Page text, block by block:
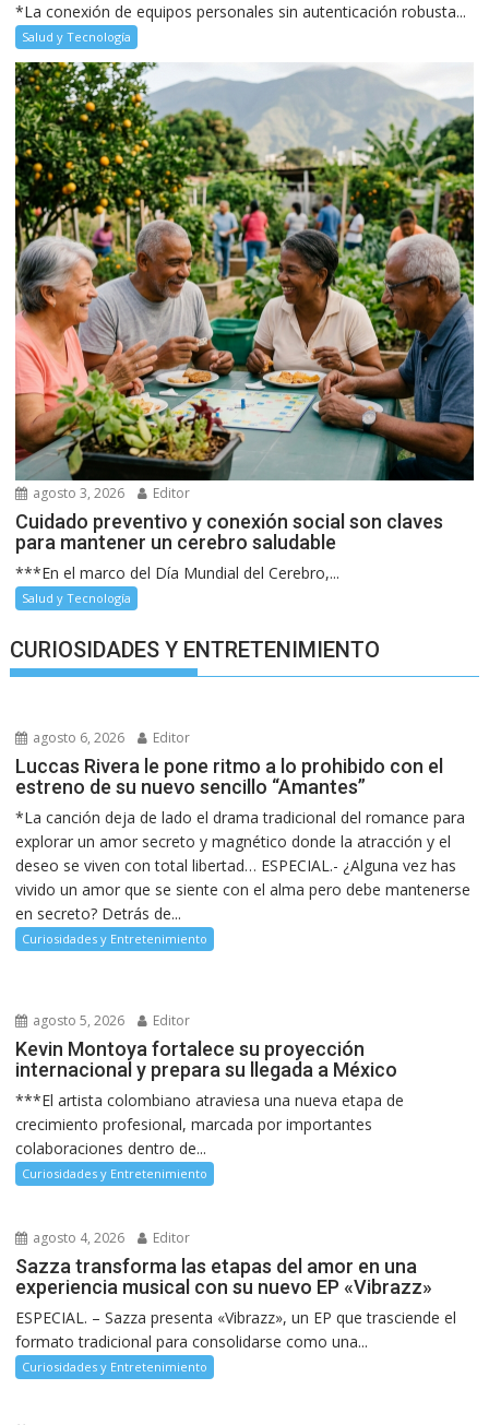
*La conexión de equipos personales sin autenticación robusta...
Salud y Tecnología
agosto 3, 2026 Editor
Cuidado preventivo y conexión social son claves
para mantener un cerebro saludable
***En el marco del Día Mundial del Cerebro,...
Salud y Tecnología
CURIOSIDADES Y ENTRETENIMIENTO
agosto 6, 2026 Editor
Luccas Rivera le pone ritmo a lo prohibido con el
estreno de su nuevo sencillo “Amantes”
*La canción deja de lado el drama tradicional del romance para
explorar un amor secreto y magnético donde la atracción y el
deseo se viven con total libertad… ESPECIAL.- ¿Alguna vez has
vivido un amor que se siente con el alma pero debe mantenerse
en secreto? Detrás de...
Curiosidades y Entretenimiento
agosto 5, 2026 Editor
Kevin Montoya fortalece su proyección
internacional y prepara su llegada a México
***El artista colombiano atraviesa una nueva etapa de
crecimiento profesional, marcada por importantes
colaboraciones dentro de...
Curiosidades y Entretenimiento
agosto 4, 2026 Editor
Sazza transforma las etapas del amor en una
experiencia musical con su nuevo EP «Vibrazz»
ESPECIAL. – Sazza presenta «Vibrazz», un EP que trasciende el
formato tradicional para consolidarse como una...
Curiosidades y Entretenimiento